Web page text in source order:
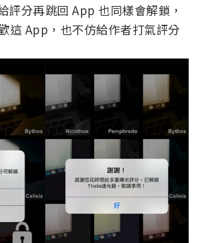
評分再跳回 App 也同樣會解鎖，
這 App，也不仿給作者打氣評分